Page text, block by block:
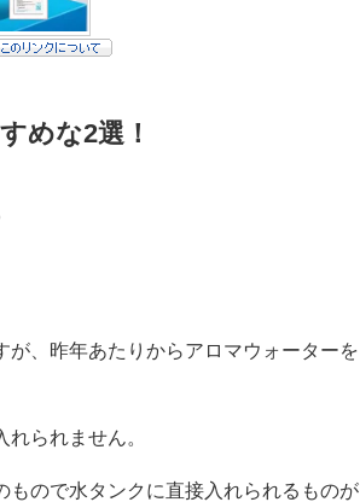
めな2選！
、昨年あたりからアロマウォーターを
られません。
もので水タンクに直接入れられるものが